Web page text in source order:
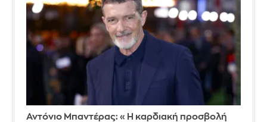
Αντόνιο Μπαντέρας: «Η καρδιακή προσβολή